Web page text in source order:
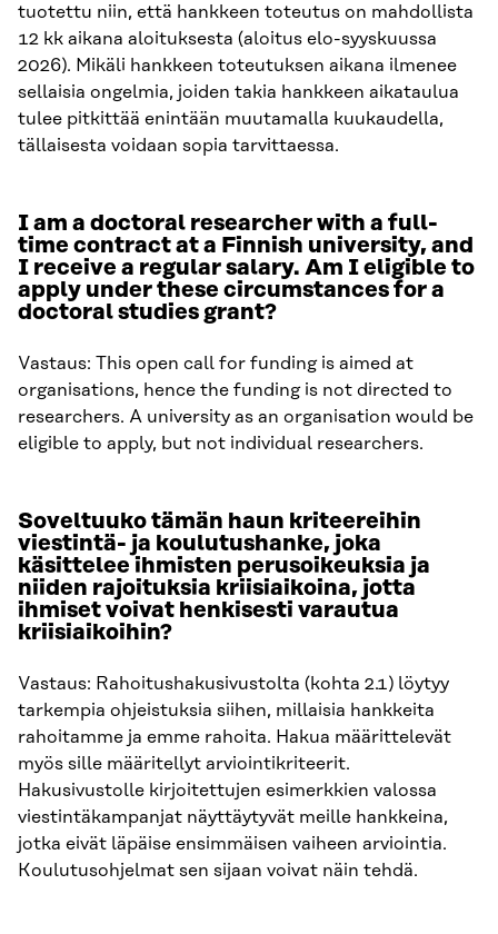
tuotettu niin, että hankkeen toteutus on mahdollista
12 kk aikana aloituksesta (aloitus elo-syyskuussa
2026). Mikäli hankkeen toteutuksen aikana ilmenee
sellaisia ongelmia, joiden takia hankkeen aikataulua
tulee pitkittää enintään muutamalla kuukaudella,
tällaisesta voidaan sopia tarvittaessa.
I am a doctoral researcher with a full-
time contract at a Finnish university, and
I receive a regular salary. Am I eligible to
apply under these circumstances for a
doctoral studies grant?
Vastaus: This open call for funding is aimed at
organisations, hence the funding is not directed to
researchers. A university as an organisation would be
eligible to apply, but not individual researchers.
Soveltuuko tämän haun kriteereihin
viestintä- ja koulutushanke, joka
käsittelee ihmisten perusoikeuksia ja
niiden rajoituksia kriisiaikoina, jotta
ihmiset voivat henkisesti varautua
kriisiaikoihin?
Vastaus: Rahoitushakusivustolta (kohta 2.1) löytyy
tarkempia ohjeistuksia siihen, millaisia hankkeita
rahoitamme ja emme rahoita. Hakua määrittelevät
myös sille määritellyt arviointikriteerit.
Hakusivustolle kirjoitettujen esimerkkien valossa
viestintäkampanjat näyttäytyvät meille hankkeina,
jotka eivät läpäise ensimmäisen vaiheen arviointia.
Koulutusohjelmat sen sijaan voivat näin tehdä.